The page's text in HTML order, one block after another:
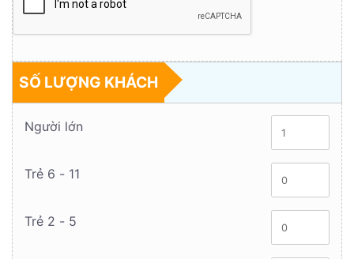
SỐ LƯỢNG KHÁCH
Người lớn
Trẻ 6 - 11
Trẻ 2 - 5